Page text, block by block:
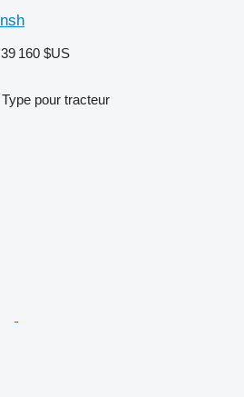
160 $US
Type pour tracteur